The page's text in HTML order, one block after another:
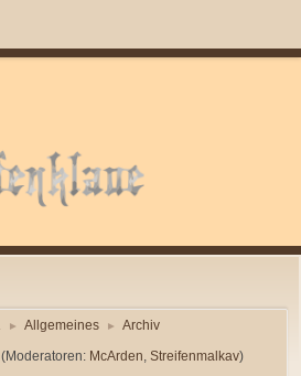
► Allgemeines ► Archiv
(Moderatoren: McArden Streifenmalkav)